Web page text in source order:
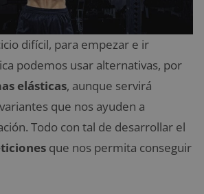
difícil, para empezar e ir
podemos usar alternativas, por
elásticas, aunque servirá
que nos ayuden a
Todo con tal de desarrollar el
que nos permita conseguir